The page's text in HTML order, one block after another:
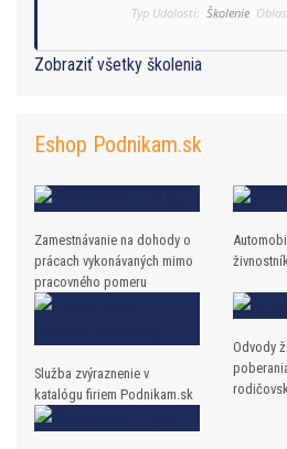
Typ Udalosti: Školenie
Zobraziť všetky školenia
Eshop Podnikam.sk
Zamestnávanie na dohody o
prácach vykonávaných mimo
pracovného pomeru
Služba zvýraznenie v
katalógu firiem Podnikam.sk
Odvody